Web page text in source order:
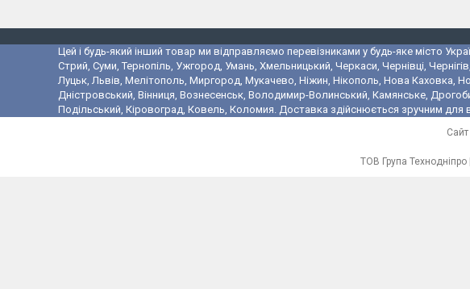
Цей і будь-який інший товар ми відправляємо перевізниками у будь-яке місто
Стрий, Суми, Тернопіль, Ужгород, Умань, Хмельницький, Черкаси, Чернівці,
Луцьк, Львів, Мелітополь, Миргород, Мукачево, Ніжин, Нікополь, Нова Каховка,
Дністровський, Вінниця, Вознесенськ, Володимир-Волинський, Камянське,
Подільський, Кіровоград, Ковель, Коломия. Доставка здійснюється зручним